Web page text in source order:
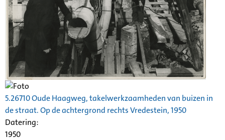
5.26710 Oude Haagweg, takelwerkzaamheden van buizen in
de straat. Op de achtergrond rechts Vredestein, 1950
Datering:
1950